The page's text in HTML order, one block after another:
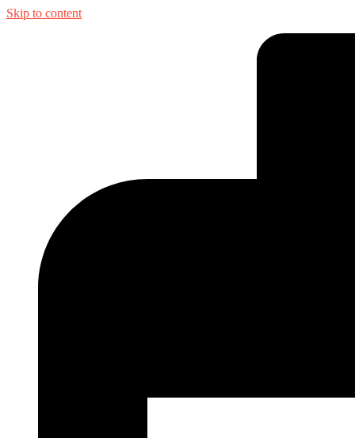
Skip to content